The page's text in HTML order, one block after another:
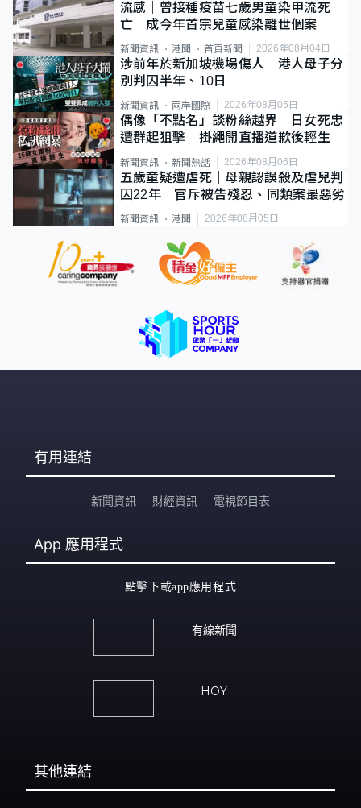
流感｜曾接種疫苗七歲男童染甲流死
亡 成今年首宗兒童感染離世個案
新聞資訊 港聞 首頁新聞 2026年08月04日
涉前年於新加坡機場傷人 港人母子分
別判囚半年、10日
新聞資訊 兩岸國際 2026年08月05日
偶像「不點名」談粉絲越界 日女死忠
遭群起狙擊 掛繩開直播道歉後輕生
新聞資訊 新聞熱話 2026年08月06日
五歲童疑遭虐死｜母親認誤殺及虐兒判
囚22年 官斥被告殘忍、同類案最惡劣
新聞資訊 港聞 2026年08月05日
有用連結
新聞資訊 財經資訊 電視節目表
App 應用程式
點擊下載app應用程式
有線新聞
HOY
其他連結